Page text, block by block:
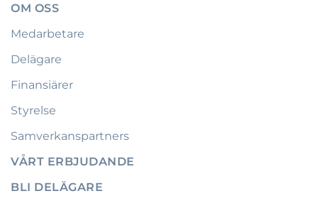
OM OSS
Medarbetare
Delägare
Finansiärer
Styrelse
Samverkanspartners
VÅRT ERBJUDANDE
BLI DELÄGARE